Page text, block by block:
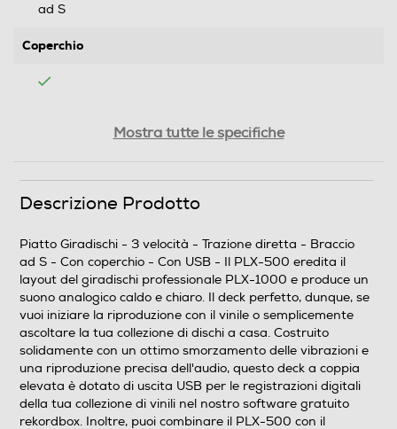
ad S
Coperchio
USB
Radio
Tipo di testina
Mostra tutte le specifiche
Descrizione Prodotto
Piatto Giradischi - 3 velocità - Trazione diretta - Braccio
ad S - Con coperchio - Con USB - Il PLX-500 eredita il
layout del giradischi professionale PLX-1000 e produce un
suono analogico caldo e chiaro. Il deck perfetto, dunque, se
vuoi iniziare la riproduzione con il vinile o semplicemente
ascoltare la tua collezione di dischi a casa. Costruito
solidamente con un ottimo smorzamento delle vibrazioni e
una riproduzione precisa dell'audio, questo deck a coppia
elevata è dotato di uscita USB per le registrazioni digitali
della tua collezione di vinili nel nostro software gratuito
rekordbox. Inoltre, puoi combinare il PLX-500 con il